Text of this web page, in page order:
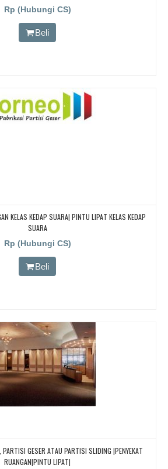
KEDAP SUARA UNTUK RUANG KELAS KAMPUS,
KEDAP SUARA UNTUK RUANG KELAS KAMPUS,
KEDAP SUARA UNTUK RUANG KELAS KAMPUS
Rp (Hubungi CS)
Beli
KELAS KEDAP SUARA| PINTU LIPAT KELAS KEDAP
SUARA
Rp (Hubungi CS)
Beli
GESER ATAU PARTISI SLIDING |PENYEKAT
RUANGAN|PINTU LIPAT|